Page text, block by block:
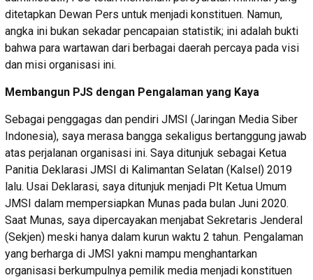
ditetapkan Dewan Pers untuk menjadi konstituen. Namun,
angka ini bukan sekadar pencapaian statistik; ini adalah bukti
bahwa para wartawan dari berbagai daerah percaya pada visi
dan misi organisasi ini.
Membangun PJS dengan Pengalaman yang Kaya
Sebagai penggagas dan pendiri JMSI (Jaringan Media Siber
Indonesia), saya merasa bangga sekaligus bertanggung jawab
atas perjalanan organisasi ini. Saya ditunjuk sebagai Ketua
Panitia Deklarasi JMSI di Kalimantan Selatan (Kalsel) 2019
lalu. Usai Deklarasi, saya ditunjuk menjadi Plt Ketua Umum
JMSI dalam mempersiapkan Munas pada bulan Juni 2020.
Saat Munas, saya dipercayakan menjabat Sekretaris Jenderal
(Sekjen) meski hanya dalam kurun waktu 2 tahun. Pengalaman
yang berharga di JMSI yakni mampu menghantarkan
organisasi berkumpulnya pemilik media menjadi konstituen